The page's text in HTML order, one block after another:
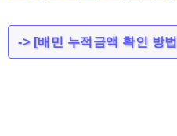
-> [배민 누적금액 확인 방법